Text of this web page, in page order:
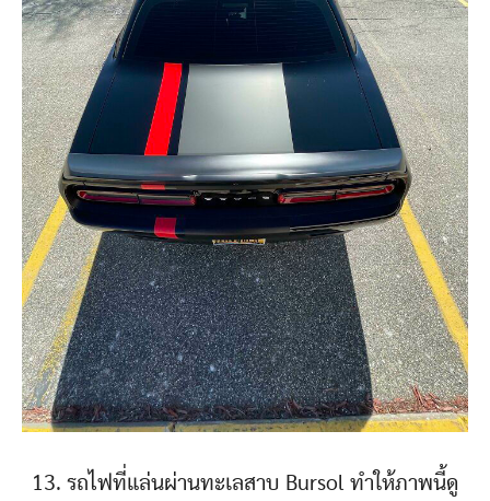
13. รถไฟที่แล่นผ่านทะเลสาบ Bursol ทำให้ภาพนี้ดู